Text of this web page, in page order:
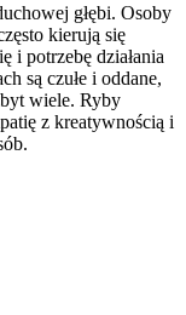
głębi. Osoby
kierują się
i potrzebę działania
są czułe i oddane,
wiele. Ryby
z kreatywnością i